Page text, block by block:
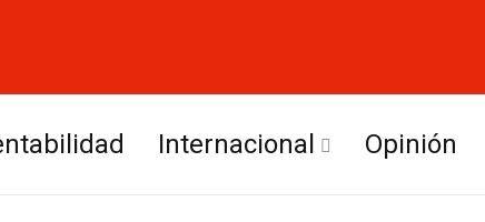
Internacional Opinión